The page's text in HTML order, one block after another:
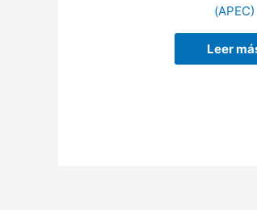
(APEC)
Leer